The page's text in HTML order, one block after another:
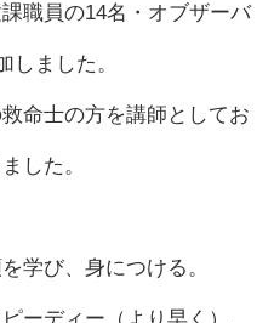
職員の14名・オブザーバ
しました。
命士の方を講師としてお
した。
学び、身につける。